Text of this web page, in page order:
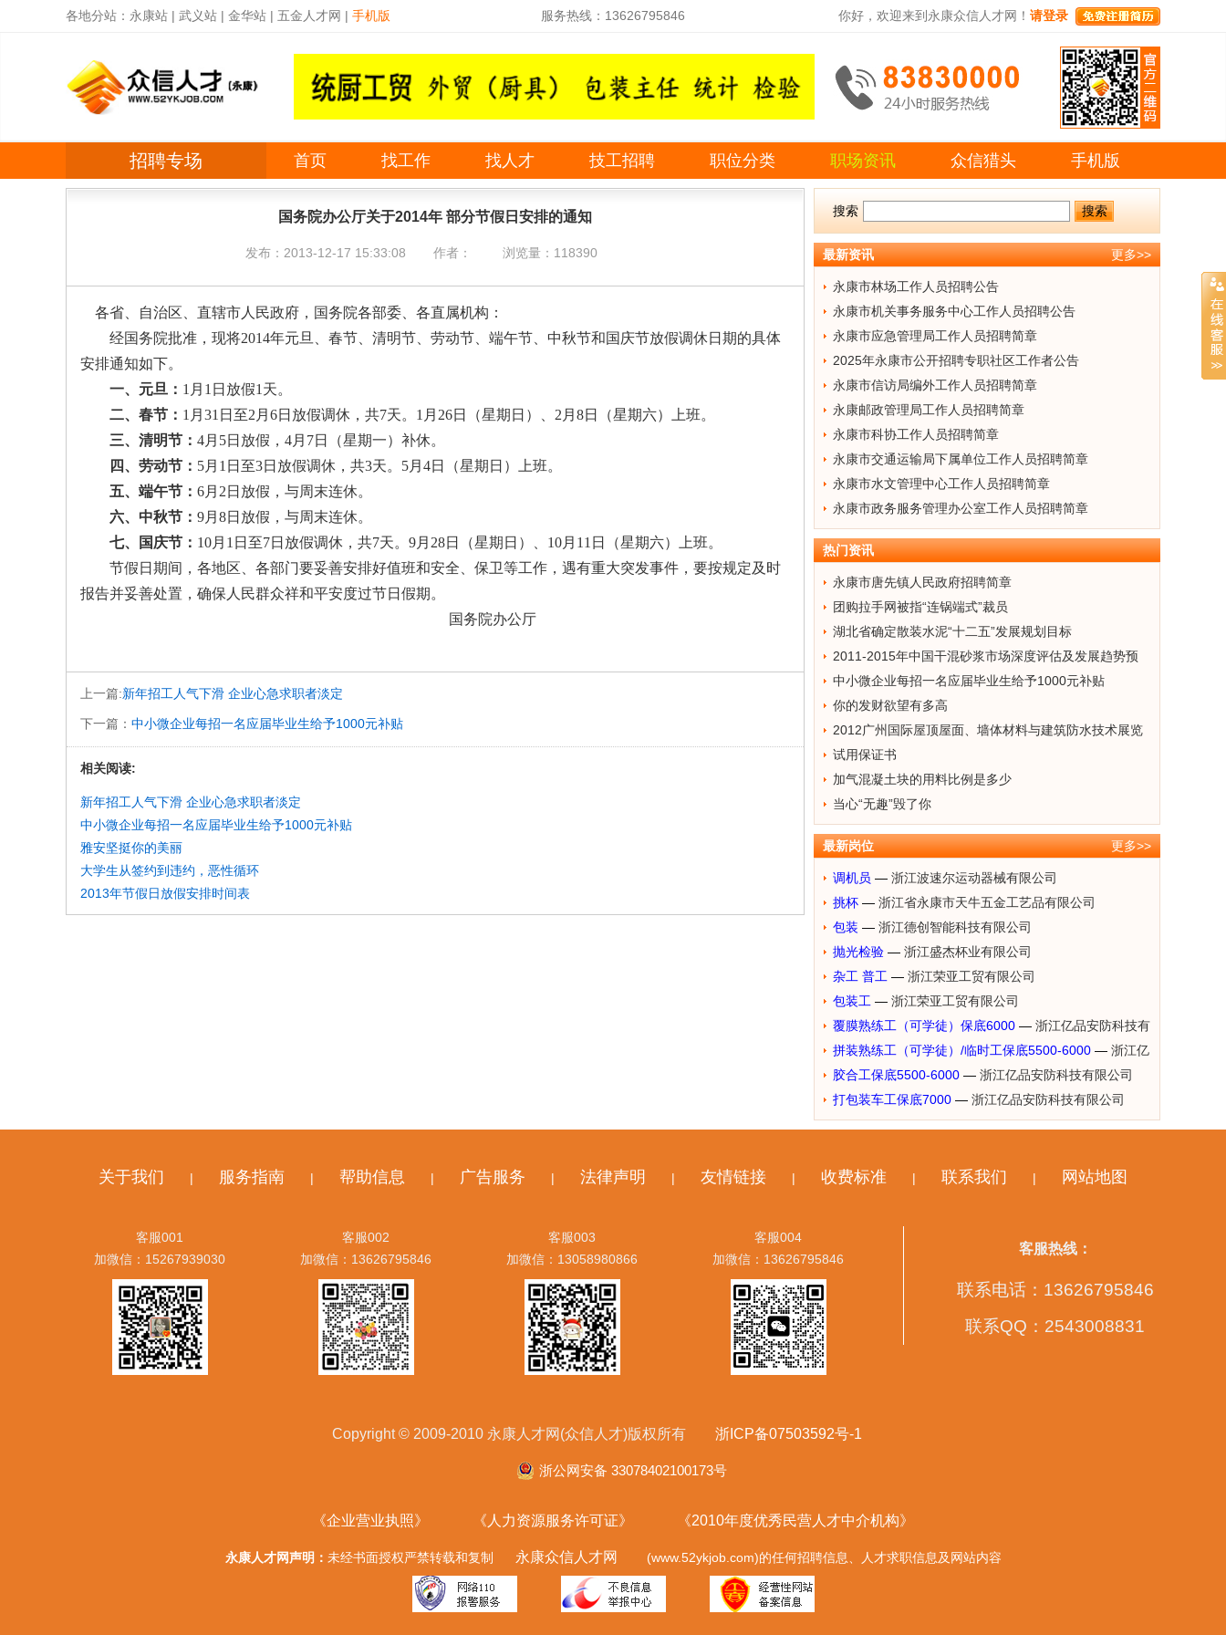
各地分站： 永康站 | 武义站 | 金华站 | 五金人才网 | 手机版 服务热线：13626795846 你好，欢迎来到永康众信人才网！ 请登录
招聘专场 首页 找工作 找人才 技工招聘 职位分类 职场资讯 众信猎头 手机版
国务院办公厅关于2014年 部分节假日安排的通知
发布：2013-12-17 15:33:08 作者： 浏览量：118390
各省、自治区、直辖市人民政府，国务院各部委、各直属机构：
经国务院批准，现将2014年元旦、春节、清明节、劳动节、端午节、中秋节和国庆节放假调休日期的具体
安排通知如下。
一、元旦： 1月1日放假1天。
二、春节： 1月31日至2月6日放假调休，共7天。1月26日（星期日）、2月8日（星期六）上班。
三、清明节： 4月5日放假，4月7日（星期一）补休。
四、劳动节： 5月1日至3日放假调休，共3天。5月4日（星期日）上班。
五、端午节： 6月2日放假，与周末连休。
六、中秋节： 9月8日放假，与周末连休。
七、国庆节： 10月1日至7日放假调休，共7天。9月28日（星期日）、10月11日（星期六）上班。
节假日期间，各地区、各部门要妥善安排好值班和安全、保卫等工作，遇有重大突发事件，要按规定及时
报告并妥善处置，确保人民群众祥和平安度过节日假期。
国务院办公厅
上一篇:新年招工人气下滑 企业心急求职者淡定
下一篇： 中小微企业每招一名应届毕业生给予1000元补贴
相关阅读:
新年招工人气下滑 企业心急求职者淡定
中小微企业每招一名应届毕业生给予1000元补贴
雅安坚挺你的美丽
大学生从签约到违约，恶性循环
2013年节假日放假安排时间表
搜索
最新资讯 更多>>
永康市林场工作人员招聘公告
永康市机关事务服务中心工作人员招聘公告
永康市应急管理局工作人员招聘简章
2025年永康市公开招聘专职社区工作者公告
永康市信访局编外工作人员招聘简章
永康邮政管理局工作人员招聘简章
永康市科协工作人员招聘简章
永康市交通运输局下属单位工作人员招聘简章
永康市水文管理中心工作人员招聘简章
永康市政务服务管理办公室工作人员招聘简章
热门资讯
永康市唐先镇人民政府招聘简章
团购拉手网被指“连锅端式”裁员
湖北省确定散装水泥“十二五”发展规划目标
2011-2015年中国干混砂浆市场深度评估及发展趋势预
测报告
中小微企业每招一名应届毕业生给予1000元补贴
你的发财欲望有多高
2012广州国际屋顶屋面、墙体材料与建筑防水技术展览
会
试用保证书
加气混凝土块的用料比例是多少
当心“无趣”毁了你
最新岗位 更多>>
调机员 — 浙江波速尔运动器械有限公司
挑杯 — 浙江省永康市天牛五金工艺品有限公司
包装 — 浙江德创智能科技有限公司
抛光检验 — 浙江盛杰杯业有限公司
杂工 普工 — 浙江荣亚工贸有限公司
包装工 — 浙江荣亚工贸有限公司
覆膜熟练工（可学徒）保底6000 — 浙江亿品安防科技有
限公司
拼装熟练工（可学徒）/临时工保底5500-6000 — 浙江亿
品安防科技有限公司
胶合工保底5500-6000 — 浙江亿品安防科技有限公司
打包装车工保底7000 — 浙江亿品安防科技有限公司
关于我们 | 服务指南 | 帮助信息 | 广告服务 | 法律声明 | 友情链接 | 收费标准 | 联系我们 | 网站地图
客服001
加微信：15267939030
客服002
加微信：13626795846
客服003
加微信：13058980866
客服004
加微信：13626795846
客服热线：
联系电话：13626795846
联系QQ：2543008831
Copyright © 2009-2010 永康人才网(众信人才)版权所有 浙ICP备07503592号-1
浙公网安备 33078402100173号
《企业营业执照》 《人力资源服务许可证》 《2010年度优秀民营人才中介机构》
永康人才网声明： 未经书面授权严禁转载和复制 永康众信人才网 (www.52ykjob.com)的任何招聘信息、人才求职信息及网站内容